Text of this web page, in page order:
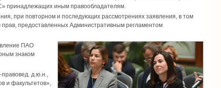
принадлежащих иным правообладателям.
при повторном и последующих рассмотрениях заявления, в том
предоставленных Административным регламентом
ПАО
знаком
д.ю.н.,
и факультетов»,